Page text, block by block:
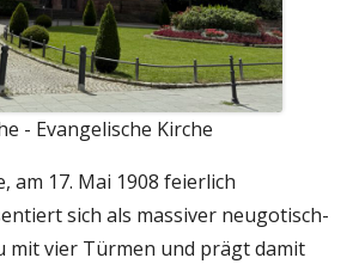
- Evangelische Kirche
am 17. Mai 1908 feierlich
sich als massiver neugotisch-
mit vier Türmen und prägt damit